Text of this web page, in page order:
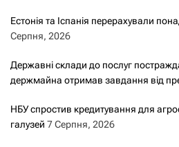
Естонія та Іспанія перерахували
Серпня, 2026
Державні склади до послуг
держмайна отримав завдання від
НБУ спростив кредитування для
галузей 7 Серпня, 2026